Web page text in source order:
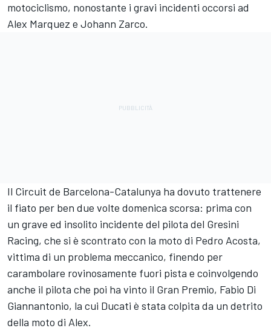
motociclismo, nonostante i gravi incidenti occorsi ad
Alex Marquez e Johann Zarco.
Il Circuit de Barcelona-Catalunya ha dovuto trattenere
il fiato per ben due volte domenica scorsa: prima con
un grave ed insolito incidente del pilota del Gresini
Racing, che si è scontrato con la moto di Pedro Acosta,
vittima di un problema meccanico, finendo per
carambolare rovinosamente fuori pista e coinvolgendo
anche il pilota che poi ha vinto il Gran Premio, Fabio Di
Giannantonio, la cui Ducati è stata colpita da un detrito
della moto di Alex.